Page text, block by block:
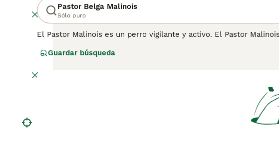
Pastor Belga Malinois
Sólo puro
El Pastor Malinois es un perro vigilante y activo. El Pastor
página de consejos sobre el Pastor Malinois
Guardar búsqueda